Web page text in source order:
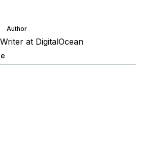
Author
at DigitalOcean